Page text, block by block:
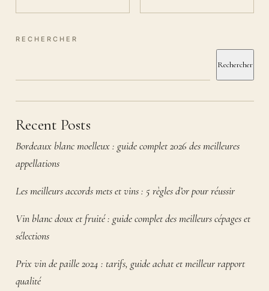
RECHERCHER
Rechercher
Recent Posts
Bordeaux blanc moelleux : guide complet 2026 des meilleures
appellations
Les meilleurs accords mets et vins : 5 règles d’or pour réussir
Vin blanc doux et fruité : guide complet des meilleurs cépages et
sélections
Prix vin de paille 2024 : tarifs, guide achat et meilleur rapport
qualité